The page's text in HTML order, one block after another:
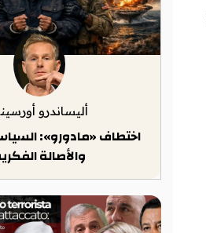
أليساندرو
اختطاف «مادورو»:
والأصالة